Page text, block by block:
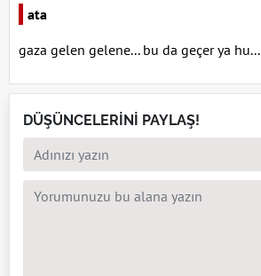
ata
gaza gelen gelene... bu da geçer ya hu...
DÜŞÜNCELERİNİ PAYLAŞ!